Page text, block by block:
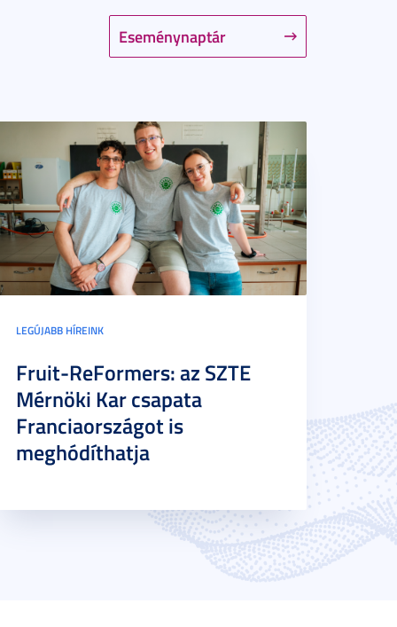
Eseménynaptár
LEGÚJABB HÍREINK
Fruit-ReFormers: az SZTE
Mérnöki Kar csapata
Franciaországot is
meghódíthatja